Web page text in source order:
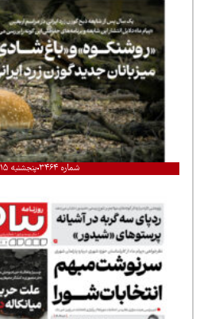
شماره ۳۴۶۴ پنجشنبه ۱۵مرداد ۱۴۰۵